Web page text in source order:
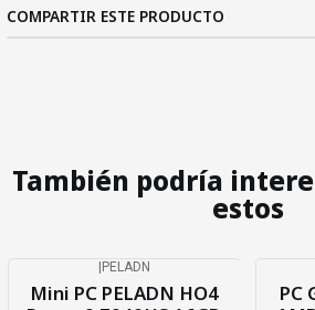
COMPARTIR ESTE PRODUCTO
También podría
estos
PELADN
Mini PC PELADN HO4
PC